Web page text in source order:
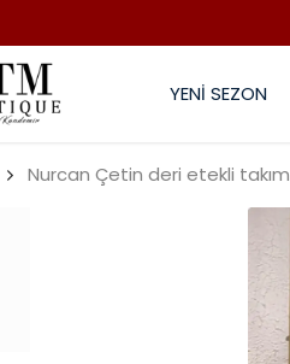
YENİ SEZON
Nurcan Çetin deri etekli takım